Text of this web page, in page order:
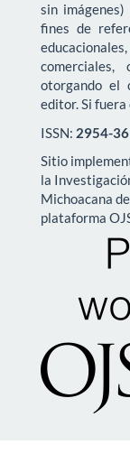
sin
fines de
otorgando el
editor. Si fuera
ISSN: 2954-
Sitio
la
Michoacana
plataforma